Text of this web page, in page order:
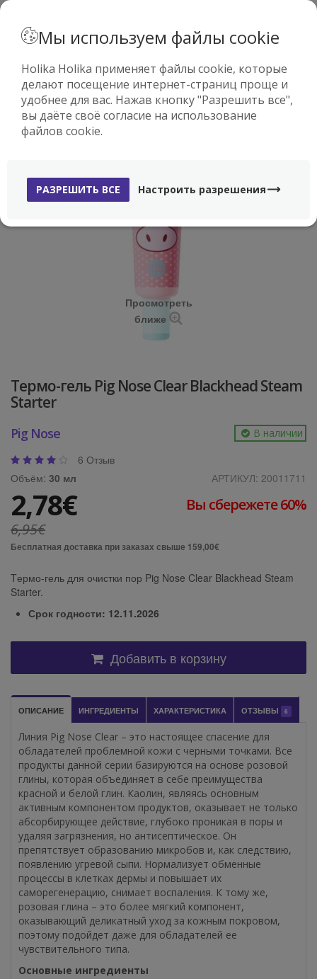
-60%
Просмотреть
ближе
Термо-гель Pig Nose Clear Blackhead Steam
Starter
Pig Nose В наличии
6 Отзыв
Объём: 30 мл АРТИКУЛ: 20011711
2,78€
Вы сбережете 60%
6,95€
Бесплатная доставка при заказах свыше 159,00€
Tермо-гель для очистки пор Pig Nose Clear Blackhead Steam
Starter.
Срок годности: 12.11.2026
Добавить в корзину
ОПИСАНИЕ ИНГРЕДИЕНТЫ ХАРАКТЕРИСТИКА ОТЗЫВЫ 6
Линия Pig Nose Clear – это настоящее спасение для
обладателей проблемной кожи с черными точками. Все
продукты данной серии базируются на основе розовой
глины, которая объединяет в себе преимущества
красной и белой глин. Каолин, являясь основным
активным компонентом продуктов, оказывает не только
абсорбирующее действие, глубоко проникая в поры и
удаляя загрязнения, но антисептическое. Он
препятствует образованию микробов и, как следствию,
появлению угревой сыпи. Нормализует обменные
процессы в клетках дермы и повышает их
саморегенерацию, снимает воспаления. К тому же,
розовая глина – это более мягкий компонент,
оказывающий деликатный уход за кожным покровом,
поэтому подойдет даже для обладателей ее
чувствительного типа.
Основные ингредиенты
Мы используем файлы cookie
Holika Holika применяет файлы cookie, которые
делают посещение интернет-страниц проще и
удобнее для вас. Нажав кнопку "Разрешить все",
вы даёте своё согласие на использование
файлов cookie.
РАЗРЕШИТЬ ВСЕ Настроить разрешения